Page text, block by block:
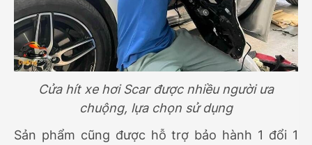
Cửa hít xe hơi Scar được nhiều người ưa
chuộng, lựa chọn sử dụng
Sản phẩm cũng được hỗ trợ bảo hành 1 đổi 1